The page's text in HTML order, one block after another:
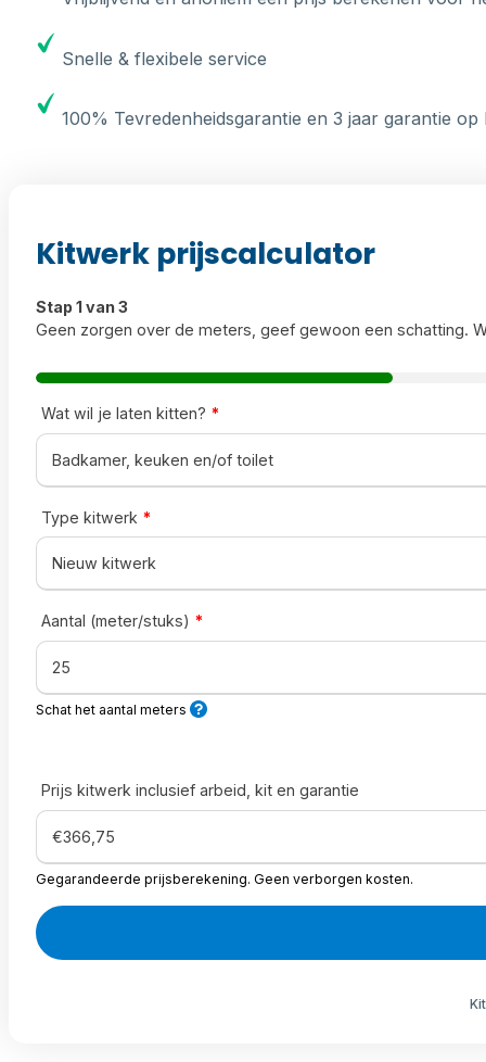
Snelle & flexibele service
100% Tevredenheidsgarantie en 3 jaar garantie
Kitwerk prijscalculator
Stap 1 van 3
Geen zorgen over de meters, geef gewoon een schatting.
Wat wil je laten kitten? *
Type kitwerk *
Aantal (meter/stuks) *
Schat het aantal meters
Prijs kitwerk inclusief arbeid, kit en garantie
Gegarandeerde prijsberekening. Geen verborgen kosten.